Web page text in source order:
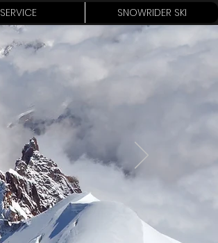
SERVICE SNOWRIDER SKI